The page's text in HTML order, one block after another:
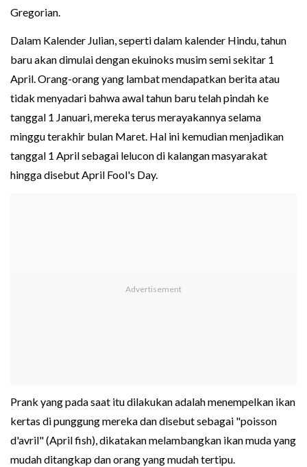
Gregorian.
Dalam Kalender Julian, seperti dalam kalender Hindu, tahun
baru akan dimulai dengan ekuinoks musim semi sekitar 1
April. Orang-orang yang lambat mendapatkan berita atau
tidak menyadari bahwa awal tahun baru telah pindah ke
tanggal 1 Januari, mereka terus merayakannya selama
minggu terakhir bulan Maret. Hal ini kemudian menjadikan
tanggal 1 April sebagai lelucon di kalangan masyarakat
hingga disebut April Fool's Day.
Prank yang pada saat itu dilakukan adalah menempelkan ikan
kertas di punggung mereka dan disebut sebagai "poisson
d'avril" (April fish), dikatakan melambangkan ikan muda yang
mudah ditangkap dan orang yang mudah tertipu.